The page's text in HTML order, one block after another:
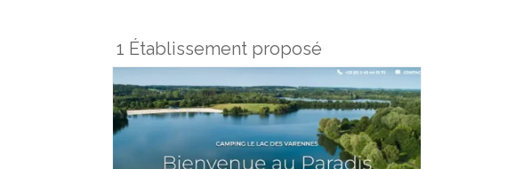
1 Établissement proposé